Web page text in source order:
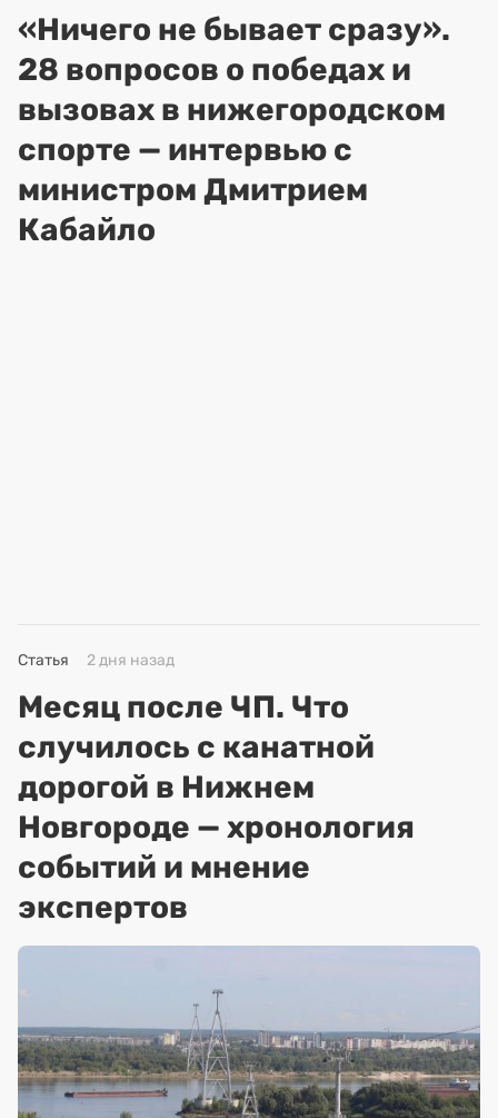
«Ничего не бывает сразу».
28 вопросов о победах и
вызовах в нижегородском
спорте — интервью с
министром Дмитрием
Кабайло
Статья 2 дня назад
Месяц после ЧП. Что
случилось с канатной
дорогой в Нижнем
Новгороде — хронология
событий и мнение
экспертов